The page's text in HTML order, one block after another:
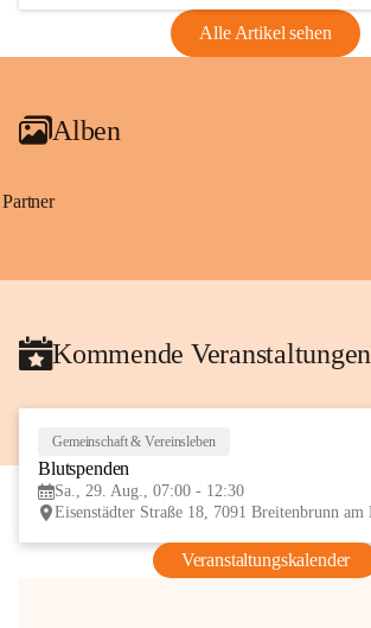
Alle Artikel sehen
Alben
Partner
Kommende Veranstaltungen
Gemeinschaft & Vereinsleben
Blutspenden
Sa., 29. Aug., 07:00 - 12:30
Veranstaltungskalender